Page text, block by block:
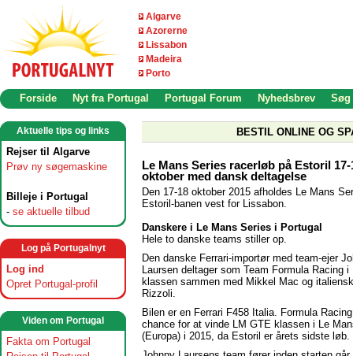
Algarve
Azorerne
Lissabon
Madeira
Porto
Forside Nyt fra Portugal Portugal Forum Nyhedsbrev Søg
Aktuelle tips og links
Rejser til Algarve
Prøv ny søgemaskine
Billeje i Portugal
- se aktuelle tilbud
Log på Portugalnyt
Log ind
Opret Portugal-profil
Viden om Portugal
Fakta om Portugal
BESTIL ONLINE OG
Le Mans Series racerløb på Estoril 17-
oktober med dansk deltagelse
Den 17-18 oktober 2015 afholdes Le Mans
Estoril-banen vest for Lissabon.
Danskere i Le Mans Series i Portugal
Hele to danske teams stiller op.
Den danske Ferrari-importør med team-ejer
Laursen deltager som Team Formula Racing i
klassen sammen med Mikkel Mac og
Rizzoli.
Bilen er en Ferrari F458 Italia. Formula
chance for at vinde LM GTE klassen i Le
(Europa) i 2015, da Estoril er årets sidste løb.